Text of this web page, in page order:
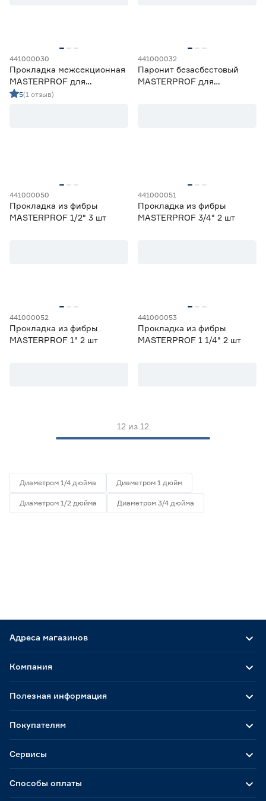
MASTERPROF
Valtec
VALTEC
СТМ
441000030
Прокладка межсекционная
MASTERPROF для
радиатора 1" 2 шт
5(1 отзыв)
441000032
Паронит безасбестовый
MASTERPROF для
441000050
Прокладка из фибры
MASTERPROF 1/2" 3 шт
441000051
Прокладка из фибры
MASTERPROF 3/4" 2 шт
441000052
Прокладка из фибры
MASTERPROF 1" 2 шт
441000053
Прокладка из фибры
MASTERPROF 1 1/4" 2 шт
12 из 12
Диаметром 1/4 дюйма Диаметром 1 дюйм
Диаметром 1/2 дюйма Диаметром 3/4 дюйма
Адреса магазинов
Способы оплаты
Компания
Полезная информация
Покупателям
Сервисы